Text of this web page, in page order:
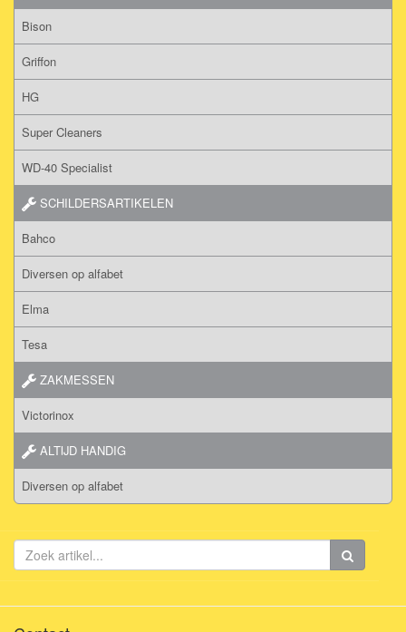
Bison
Griffon
HG
Super Cleaners
WD-40 Specialist
SCHILDERSARTIKELEN
Bahco
Diversen op alfabet
Elma
Tesa
ZAKMESSEN
Victorinox
ALTIJD HANDIG
Diversen op alfabet